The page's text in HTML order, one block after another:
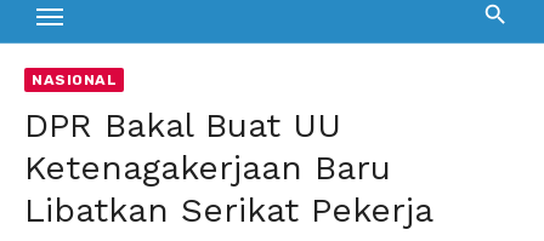
NASIONAL
DPR Bakal Buat UU
Ketenagakerjaan Baru
Libatkan Serikat Pekerja